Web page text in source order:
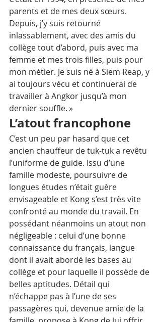
parents et de mes deux sœurs.
Depuis, j’y suis retourné
inlassablement, avec des amis du
collège tout d’abord, puis avec ma
femme et mes trois filles, puis pour
mon métier. Je suis né à Siem Reap, y
ai toujours vécu et continuerai de
travailler à Angkor jusqu’à mon
dernier souffle. »
L’atout francophone
C’est un peu par hasard que cet
ancien chauffeur de tuk-tuk a revêtu
l’uniforme de guide. Issu d’une
famille modeste, poursuivre de
longues études n’était guère
envisageable et Kong s’est très vite
confronté au monde du travail. En
possédant néanmoins un atout non
négligeable : celui d’une bonne
connaissance du français, langue
dont il avait abordé les bases au
collège et pour laquelle il possède de
belles aptitudes. Détail qui
n’échappe pas à l’une de ses
passagères qui, devenue amie de la